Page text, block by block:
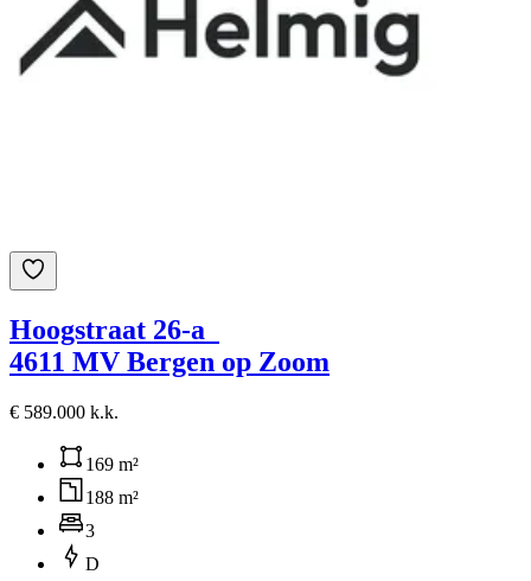
Hoogstraat 26-a
4611 MV Bergen op Zoom
€ 589.000 k.k.
169 m²
188 m²
3
D